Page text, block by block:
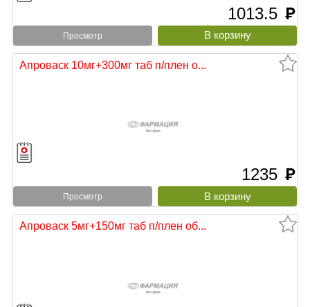
1013.5 руб
Просмотр
Апроваск 10мг+300мг таб п/плен о...
1235 руб
Просмотр
Апроваск 5мг+150мг таб п/плен об...